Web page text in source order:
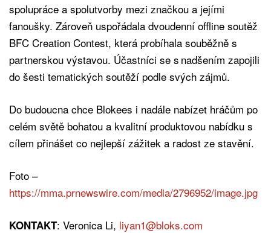
spolupráce a spolutvorby mezi značkou a jejími
fanoušky. Zároveň uspořádala dvoudenní offline soutěž
BFC Creation Contest, která probíhala souběžně s
partnerskou výstavou. Účastníci se s nadšením zapojili
do šesti tematických soutěží podle svých zájmů.
Do budoucna chce Blokees i nadále nabízet hráčům po
celém světě bohatou a kvalitní produktovou nabídku s
cílem přinášet co nejlepší zážitek a radost ze stavění.
Foto –
https://mma.prnewswire.com/media/2796952/image.jpg
KONTAKT: Veronica Li, liyan1@bloks.com